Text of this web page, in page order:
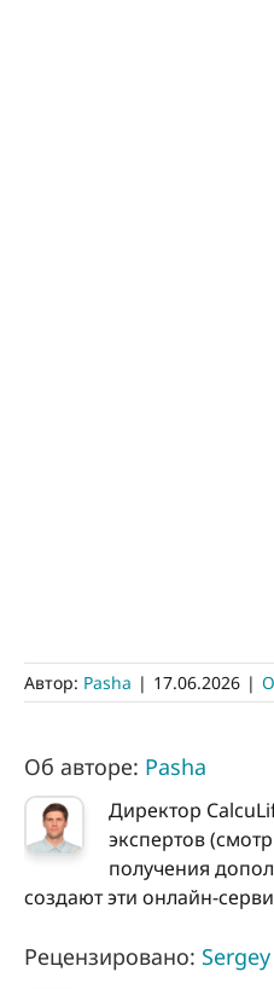
Автор: Pasha | 17.06.2026 |
Об авторе: Pasha
Директор
экспертов
получения
создают эти онлайн-
Рецензировано: Sergey